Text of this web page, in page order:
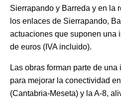
Sierrapando y Barreda y en la
los enlaces de Sierrapando,
actuaciones que suponen una
de euros (IVA incluido).
Las obras forman parte de
para mejorar la conectividad
(Cantabria-Meseta) y la A-8,